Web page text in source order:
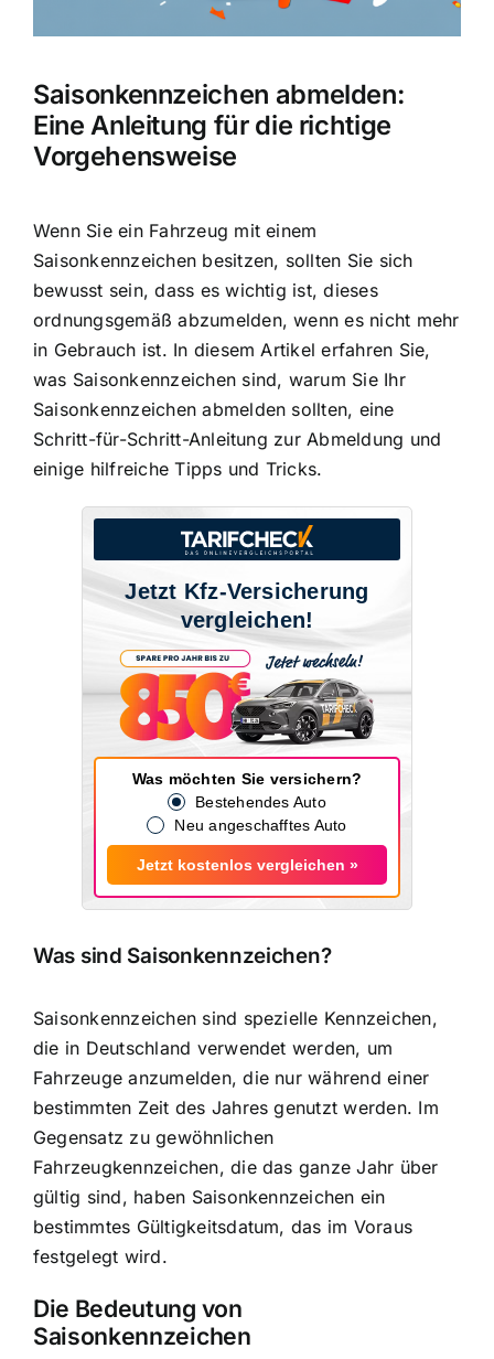
Saisonkennzeichen abmelden:
Eine Anleitung für die richtige
Vorgehensweise
Wenn Sie ein Fahrzeug mit einem
Saisonkennzeichen besitzen, sollten Sie sich
bewusst sein, dass es wichtig ist, dieses
ordnungsgemäß abzumelden, wenn es nicht mehr
in Gebrauch ist. In diesem Artikel erfahren Sie,
was Saisonkennzeichen sind, warum Sie Ihr
Saisonkennzeichen abmelden sollten, eine
Schritt-für-Schritt-Anleitung zur Abmeldung und
einige hilfreiche Tipps und Tricks.
Jetzt Kfz-Versicherung
vergleichen!
Was möchten Sie versichern?
Bestehendes Auto
Neu angeschafftes Auto
Jetzt kostenlos vergleichen »
Was sind Saisonkennzeichen?
Saisonkennzeichen sind spezielle Kennzeichen,
die in Deutschland verwendet werden, um
Fahrzeuge anzumelden, die nur während einer
bestimmten Zeit des Jahres genutzt werden. Im
Gegensatz zu gewöhnlichen
Fahrzeugkennzeichen, die das ganze Jahr über
gültig sind, haben Saisonkennzeichen ein
bestimmtes Gültigkeitsdatum, das im Voraus
festgelegt wird.
Die Bedeutung von
Saisonkennzeichen